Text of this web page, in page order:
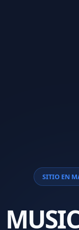
SITIO EN